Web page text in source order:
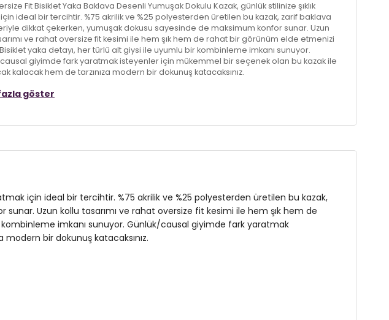
Fit Bisiklet Yaka Baklava Desenli Yumuşak Dokulu Kazak, günlük stilinize şıklık
ideal bir tercihtir. %75 akrilik ve %25 polyesterden üretilen bu kazak, zarif baklava
dikkat çekerken, yumuşak dokusu sayesinde de maksimum konfor sunar. Uzun
ve rahat oversize fit kesimi ile hem şık hem de rahat bir görünüm elde etmenizi
yaka detayı, her türlü alt giysi ile uyumlu bir kombinleme imkanı sunuyor.
giyimde fark yaratmak isteyenler için mükemmel bir seçenek olan bu kazak ile
kalacak hem de tarzınıza modern bir dokunuş katacaksınız.
Günlük/Casual
Baklava Desenli
Bisiklet Yaka
Uzun Kol
Tipi:Belirtilmemiş
göster
için ideal bir tercihtir. %75 akrilik ve %25 polyesterden üretilen bu kazak,
Uzun kollu tasarımı ve rahat oversize fit kesimi ile hem şık hem de
imkanı sunuyor. Günlük/causal giyimde fark yaratmak
bir dokunuş katacaksınız.